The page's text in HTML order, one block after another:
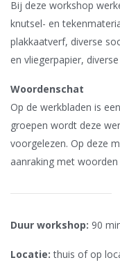
Bij deze workshop
knutsel- en
plakkaatverf, diverse
en vliegerpapier,
Woordenschat
Op de werkbladen is
groepen wordt deze
voorgelezen. Op deze
aanraking met
Duur workshop: 90
Locatie:thuis of op